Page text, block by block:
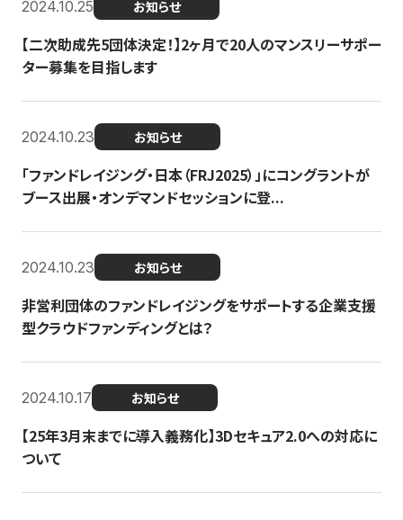
2024.10.25 お知らせ
【二次助成先5団体決定！】2ヶ月で20人のマンスリーサポー
ター募集を目指します
2024.10.23 お知らせ
「ファンドレイジング・日本（FRJ2025）」にコングラントが
ブース出展・オンデマンドセッションに登...
2024.10.23 お知らせ
非営利団体のファンドレイジングをサポートする企業支援
型クラウドファンディングとは？
2024.10.17 お知らせ
【25年3月末までに導入義務化】3Dセキュア2.0への対応に
ついて